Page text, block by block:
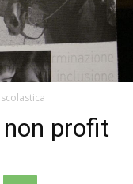
profit